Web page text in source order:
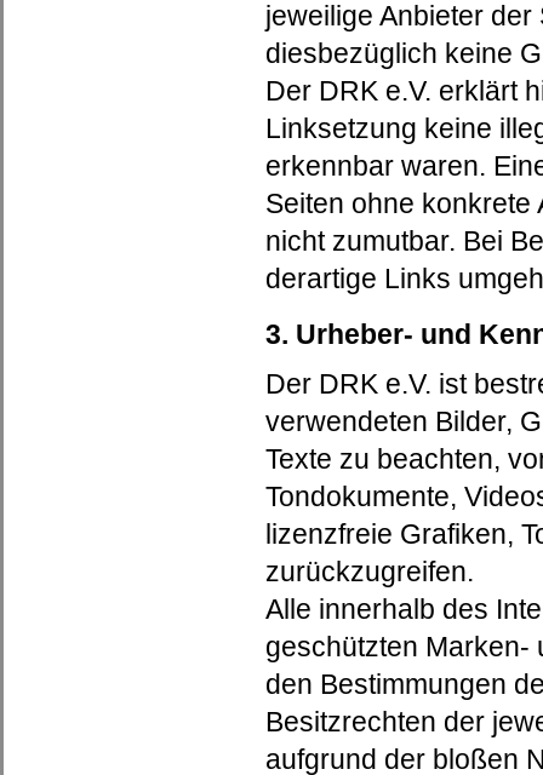
jeweilige Anbieter
diesbezüglich keine
Der DRK e.V. erklärt
Linksetzung keine
erkennbar waren.
Seiten ohne
nicht zumutbar. Bei
derartige Links
3. Urheber- und
Der DRK e.V. ist
verwendeten Bilder,
Texte zu beachten,
Tondokumente,
lizenzfreie Grafiken,
zurückzugreifen.
Alle innerhalb des
geschützten Marken-
den Bestimmungen
Besitzrechten der
aufgrund der bloßen